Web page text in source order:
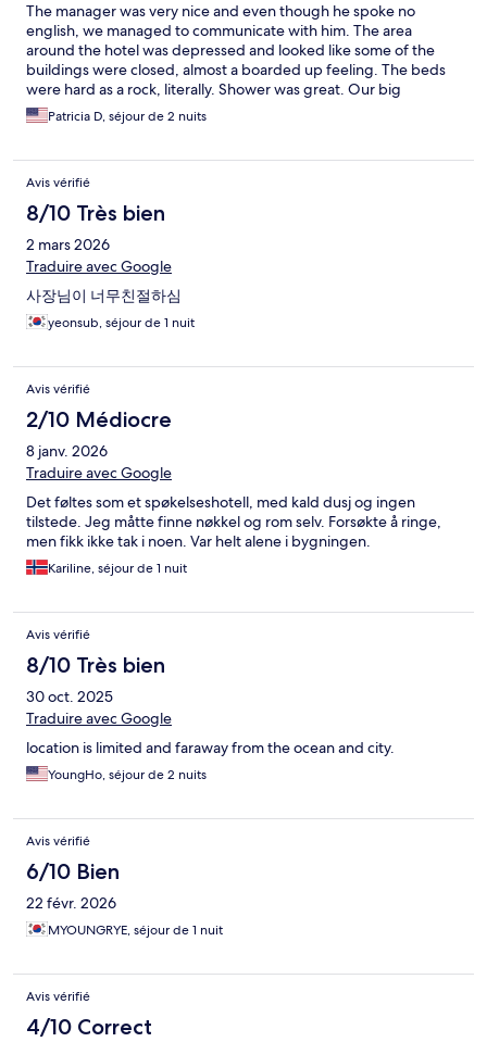
The manager was very nice and even though he spoke no
english, we managed to communicate with him. The area
around the hotel was depressed and looked like some of the
buildings were closed, almost a boarded up feeling. The beds
were hard as a rock, literally. Shower was great. Our big
problem was mosquitos in the room. Even though the screens
looked fine, mosquitos kept coming in. My daughter had at
They buzzed us all night long. No one slept and the main reason
we went there was to climb and we did not do that because we
were all exhausted. Also we noticed a lot of smooched
mosquitos on the wall so obviously it was a problem. The
location was great. We were right by the National Park so it was
very convenient. Breakfast was included but it was only coffee
and toast with strawberry jam. We booked and paid for two
nights. We left first thing after the first night. We are looking for
a refund. Definitely not what I would call a hotels.com property.
Patricia D, séjour de 2 nuits
Avis vérifié
8/10 Très bien
2 mars 2026
Traduire avec Google
사장님이 너무친절하심
yeonsub, séjour de 1 nuit
Avis vérifié
2/10 Médiocre
8 janv. 2026
Traduire avec Google
Det føltes som et spøkelseshotell, med kald dusj og ingen
tilstede. Jeg måtte finne nøkkel og rom selv. Forsøkte å ringe,
men fikk ikke tak i noen. Var helt alene i bygningen.
Kariline, séjour de 1 nuit
Avis vérifié
8/10 Très bien
30 oct. 2025
Traduire avec Google
location is limited and faraway from the ocean and city.
YoungHo, séjour de 2 nuits
Avis vérifié
6/10 Bien
22 févr. 2026
MYOUNGRYE, séjour de 1 nuit
Avis vérifié
4/10 Correct